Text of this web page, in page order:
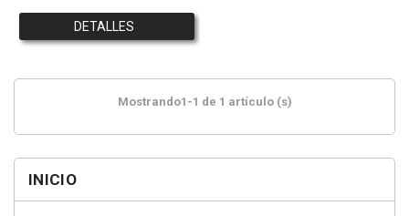
INICIO
DETALLES
Mostrando1-1 de 1 artículo (s)